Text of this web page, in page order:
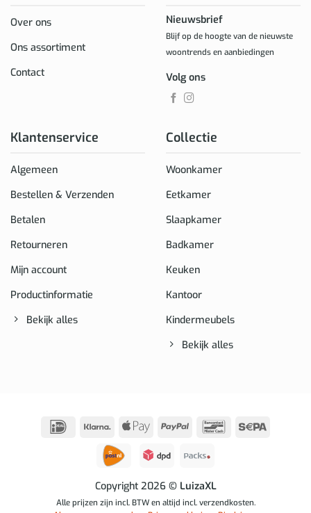
Over ons
Ons assortiment
Contact
Klantenservice
Algemeen
Bestellen & Verzenden
Betalen
Retourneren
Mijn account
Productinformatie
Bekijk alles
Collectie
Woonkamer
Eetkamer
Slaapkamer
Badkamer
Keuken
Kantoor
Kindermeubels
Bekijk alles
Nieuwsbrief
Blijf op de hoogte van de nieuwste
woontrends en aanbiedingen
Volg ons
IDeal Klarna
Apple
PayPal BancontactSepa
Copyright 2026 © LuizaXL
Alle prijzen zijn incl. BTW en altijd incl. verzendkosten.